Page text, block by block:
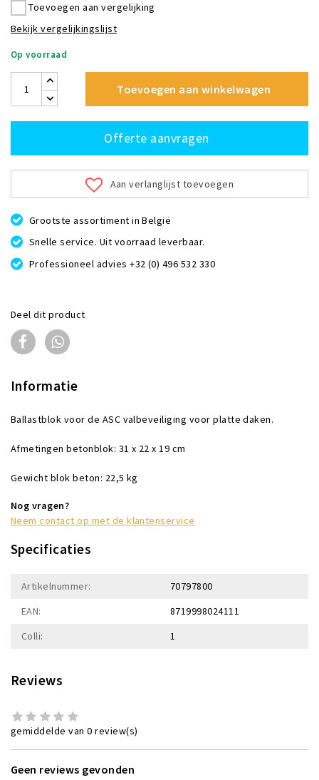
Toevoegen aan vergelijking
Bekijk vergelijkingslijst
Op voorraad
Toevoegen aan winkelwagen
Offerte aanvragen
Aan verlanglijst toevoegen
Grootste assortiment in België
Snelle service. Uit voorraad leverbaar.
Professioneel advies +32 (0) 496 532 330
Deel dit product
Informatie
Ballastblok voor de ASC valbeveiliging voor platte daken.
Afmetingen betonblok: 31 x 22 x 19 cm
Gewicht blok beton: 22,5 kg
Nog vragen?
Neem contact op met de klantenservice
Specificaties
Artikelnummer:
70797800
EAN:
8719998024111
Colli:
1
Reviews
gemiddelde van 0 review(s)
Geen reviews gevonden